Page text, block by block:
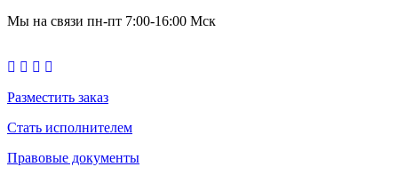
Мы на связи пн-пт 7:00-16:00 Мск
Разместить заказ
Стать исполнителем
Правовые документы